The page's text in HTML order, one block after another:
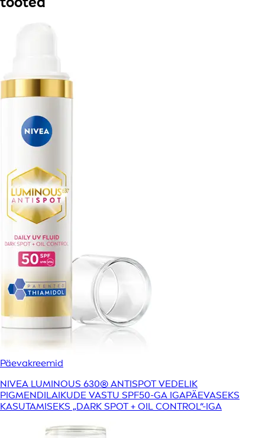
Päevakreemid
NIVEA LUMINOUS 630® ANTISPOT VEDELIK
PIGMENDILAIKUDE VASTU SPF50-GA IGAPÄEVASEKS
KASUTAMISEKS „DARK SPOT + OIL CONTROL“-IGA